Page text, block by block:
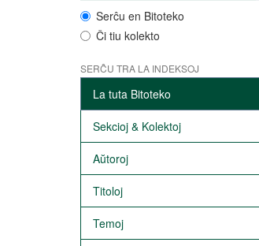
Serĉu en Bitoteko
Ĉi tiu kolekto
SERĈU TRA LA INDEKSOJ
La tuta Bitoteko
Sekcioj & Kolektoj
Aŭtoroj
Titoloj
Temoj